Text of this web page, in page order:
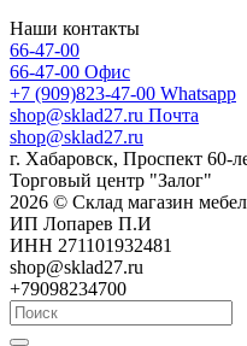
Наши контакты
66-47-00
66-47-00 Офис
+7 (909)823-47-00 Whatsapp
shop@sklad27.ru Почта
shop@sklad27.ru
г. Хабаровск, Проспект 60-
Торговый центр "Залог"
2026 © Склад магазин
ИП Лопарев П.И
ИНН 271101932481
shop@sklad27.ru
+79098234700